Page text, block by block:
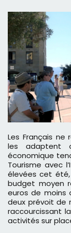
Les Français ne renoncent pas aux vacances, mais ils
les adaptent
économique
Tourisme avec
élevées cet été,
budget moyen
euros de moins
deux prévoit de
raccourcissant
activités sur